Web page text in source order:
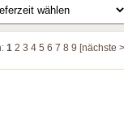
1 2 3 4 5 6 7 8 9 [nächste